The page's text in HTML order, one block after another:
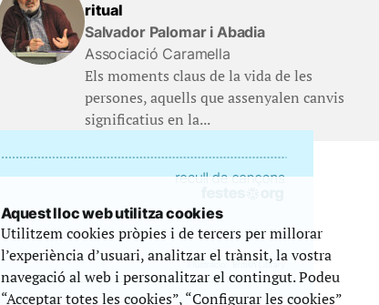
ritual
Salvador Palomar i Abadia
Associació Caramella
Els moments claus de la vida de les
persones, aquells que assenyalen canvis
significatius en la...
Aquest lloc web utilitza cookies
Utilitzem cookies pròpies i de tercers per millorar
l’experiència d’usuari, analitzar el trànsit, la vostra
navegació al web i personalitzar el contingut. Podeu
“Acceptar totes les cookies”, “Configurar les cookies”